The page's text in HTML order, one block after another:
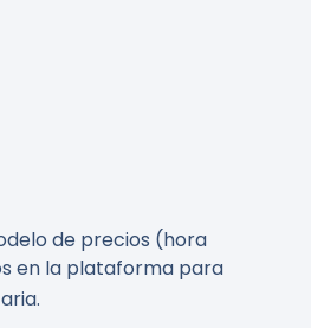
de precios (hora
en la plataforma para